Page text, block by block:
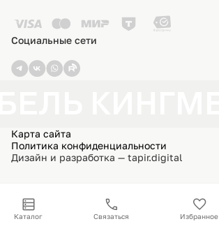
Социальные сети
Карта сайта
Политика конфиденциальности
Дизайн и разработка — tapir.digital
Каталог Связаться Избранное